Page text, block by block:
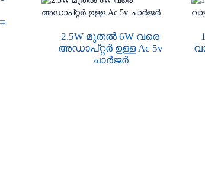
2.5W മുതൽ 6W വരെ
അഡാപ്റ്റർ ഉള്ള Ac 5v
ചാർജർ